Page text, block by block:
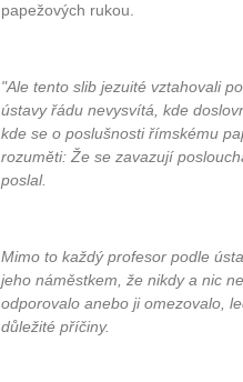
papežových rukou.
"Ale tento slib jezuité vztahovali
ústavy řádu nevysvítá, kde
kde se o poslušnosti římskému
rozuměti: Že se zavazují
poslal.
Mimo to každý profesor podle
jeho náměstkem, že nikdy a nic
odporovalo anebo ji omezovalo,
důležité příčiny.